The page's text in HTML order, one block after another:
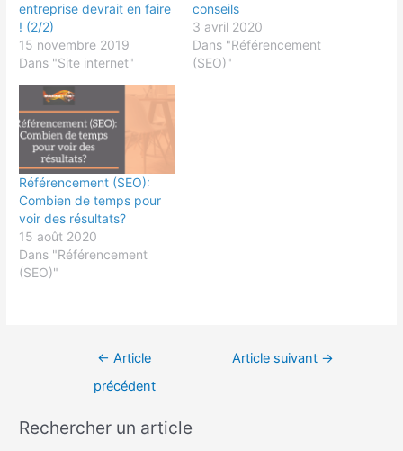
entreprise devrait en faire
! (2/2)
15 novembre 2019
Dans "Site internet"
conseils
3 avril 2020
Dans "Référencement
(SEO)"
Référencement (SEO):
Combien de temps pour
voir des résultats?
15 août 2020
Dans "Référencement
(SEO)"
← Article
précédent
Article suivant →
Rechercher un article